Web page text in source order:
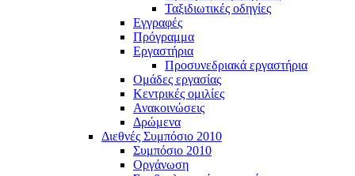
Ταξιδιωτικές οδηγίες
Εγγραφές
Πρόγραμμα
Εργαστήρια
Προσυνεδριακά εργαστήρια
Ομάδες εργασίας
Κεντρικές ομιλίες
Ανακοινώσεις
Δρώμενα
Διεθνές Συμπόσιο 2010
Συμπόσιο 2010
Οργάνωση